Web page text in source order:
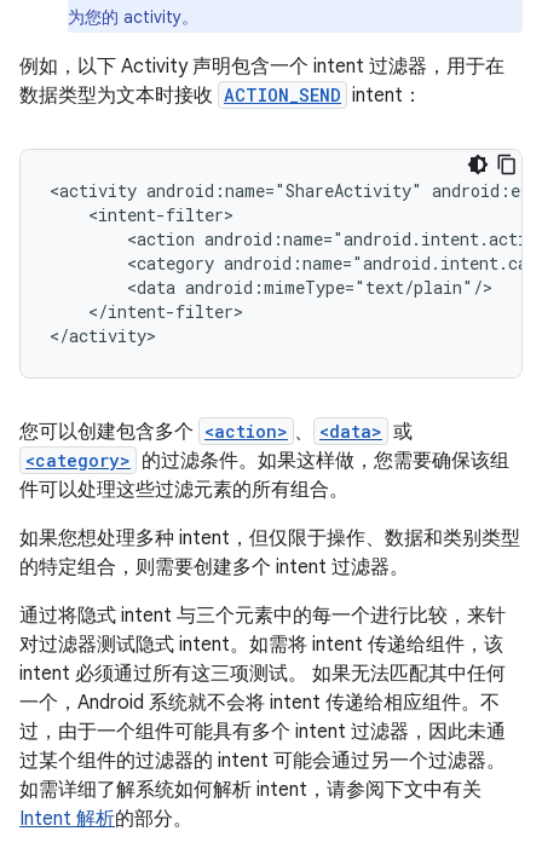
为您的 activity。
例如，以下 Activity 声明包含一个 intent 过滤器，用于在
数据类型为文本时接收 ACTION_SEND intent：
<activity android:name="ShareActivity"
<action
<category
<data
</intent-filter>
</activity>
您可以创建包含多个 <action> 、 <data> 或
<category> 的过滤条件。如果这样做，您需要确保该组
件可以处理这些过滤元素的所有组合。
如果您想处理多种 intent，但仅限于操作、数据和类别类型
的特定组合，则需要创建多个 intent 过滤器。
通过将隐式 intent 与三个元素中的每一个进行比较，来针
对过滤器测试隐式 intent。如需将 intent 传递给组件，该
intent 必须通过所有这三项测试。 如果无法匹配其中任何
一个，Android 系统就不会将 intent 传递给相应组件。不
过，由于一个组件可能具有多个 intent 过滤器，因此未通
过某个组件的过滤器的 intent 可能会通过另一个过滤器。
如需详细了解系统如何解析 intent，请参阅下文中有关
Intent 解析的部分。